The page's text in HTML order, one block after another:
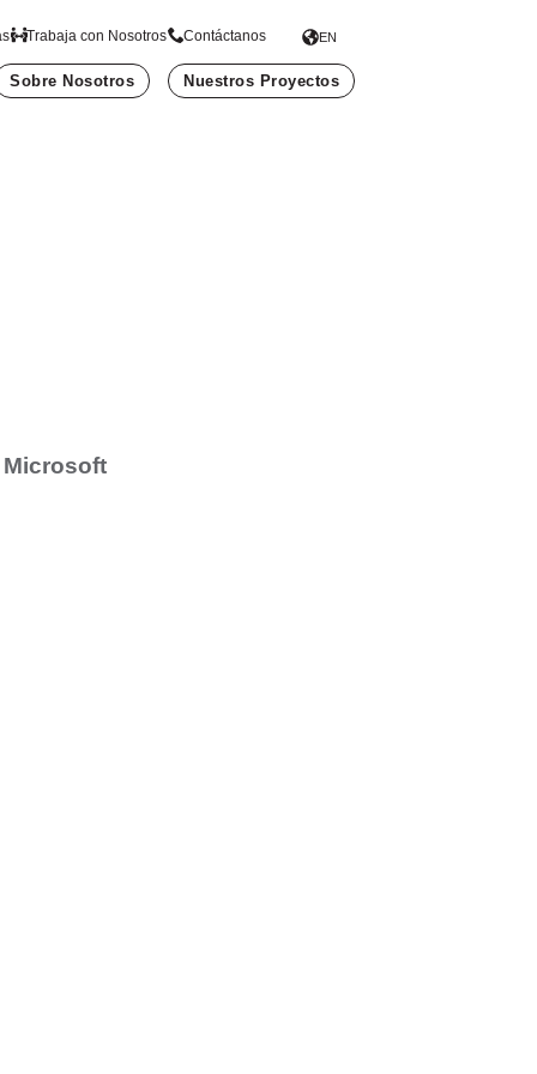
Trabaja con Nosotros Contáctanos EN
Sobre Nosotros Nuestros Proyectos